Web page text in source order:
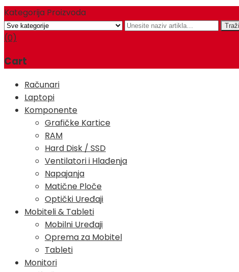
Kategorija Proizvoda
(0)
Cart
Računari
Laptopi
Komponente
Grafičke Kartice
RAM
Hard Disk / SSD
Ventilatori i Hlađenja
Napajanja
Matične Ploče
Optički Uređaji
Mobiteli & Tableti
Mobilni Uređaji
Oprema za Mobitel
Tableti
Monitori